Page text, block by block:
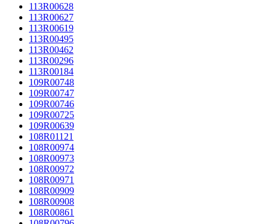
113R00628
113R00627
113R00619
113R00495
113R00462
113R00296
113R00184
109R00748
109R00747
109R00746
109R00725
109R00639
108R01121
108R00974
108R00973
108R00972
108R00971
108R00909
108R00908
108R00861